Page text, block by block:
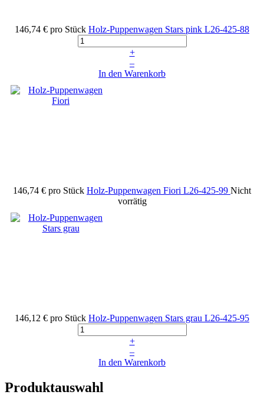
146,74 € pro Stück Holz-Puppenwagen Stars pink L26-425-88
+
–
In den Warenkorb
146,74 € pro Stück Holz-Puppenwagen Fiori L26-425-99 Nicht
vorrätig
146,12 € pro Stück Holz-Puppenwagen Stars grau L26-425-95
+
–
In den Warenkorb
Produktauswahl